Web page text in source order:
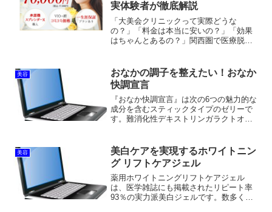
実体験者が徹底解説
「大美会クリニックって実際どうな
の？」「料金は本当に安いの？」「効果
はちゃんとあるの？」関西圏で医療脱毛
があるのではないでしょうか。患者様目
線の価格設定で"通える"施術...
美容
おなかの調子を整えたい！おなか
快調宣言
『おなか快調宣言』は次の6つの魅力的な
成分を含むスティックタイプのゼリーで
す。難消化性デキストリンガラクトオリ
む製品は結構存在しますが、6つもの要素
を含む製品...
美容
美白ケアを実現するホワイトニン
グ リフトケアジェル
薬用ホワイトニングリフトケアジェル
は、医学雑誌にも掲載されたリピート率
93％の実力派美白ジェルです。数多く市